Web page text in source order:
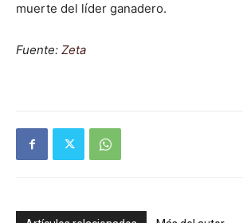
muerte del líder ganadero.
Fuente: Zeta